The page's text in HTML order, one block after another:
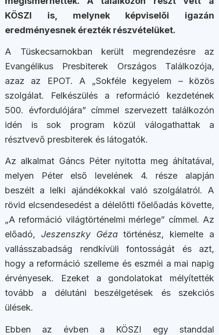
KÖSZI is, melynek képviselői igazán
eredményesnek érezték részvételüket.
A Tüskecsarnokban került megrendezésre az
Evangélikus Presbiterek Országos Találkozója,
azaz az EPOT. A „Sokféle kegyelem – közös
szolgálat. Felkészülés a reformáció kezdetének
500. évfordulójára” címmel szervezett találkozón
idén is sok program közül válogathattak a
résztvevő presbiterek és látogatók.
Az alkalmat Gáncs Péter nyitotta meg áhítatával,
melyen Péter első levelének 4. része alapján
beszélt a lelki ajándékokkal való szolgálatról. A
rövid elcsendesedést a délelőtti főelőadás követte,
„A reformáció világtörténelmi mérlege” címmel. Az
előadó, Jeszenszky Gézatörténész, kiemelte a
vallásszabadság rendkívüli fontosságát és azt,
hogy a reformáció szelleme és eszméi a mai napig
érvényesek. Ezeket a gondolatokat mélyítették
tovább a délutáni beszélgetések és szekciós
ülések.
Ebben az évben a KÖSZI egy standdal